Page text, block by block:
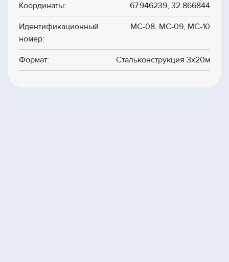
Координаты: 67.946239, 32.866844
Идентификационный
номер:
МС-08, МС-09, МС-10
Формат: Стальконструкция 3х20м